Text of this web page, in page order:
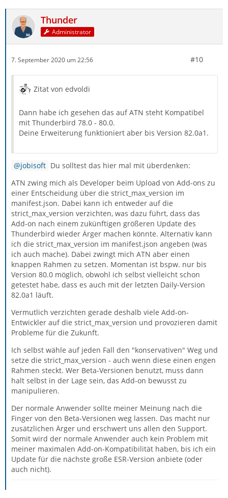
Thunder
Administrator
7. September 2020 um 22:56 #10
Zitat von edvoldi
Dann habe ich gesehen das auf ATN steht Kompatibel
mit Thunderbird 78.0 - 80.0.
Deine Erweiterung funktioniert aber bis Version 82.0a1.
jobisoft Du solltest das hier mal mit überdenken:
ATN zwing mich als Developer beim Upload von Add-ons zu
einer Entscheidung über die strict_max_version im
manifest.json. Dabei kann ich entweder auf die
strict_max_version verzichten, was dazu führt, dass das
Add-on nach einem zukünftigen größeren Update des
Thunderbird wieder Ärger machen könnte. Alternativ kann
ich die strict_max_version im manifest.json angeben (was
ich auch mache). Dabei zwingt mich ATN aber einen
knappen Rahmen zu setzen. Momentan ist bspw. nur bis
Version 80.0 möglich, obwohl ich selbst vielleicht schon
getestet habe, dass es auch mit der letzten Daily-Version
82.0a1 läuft.
Vermutlich verzichten gerade deshalb viele Add-on-
Entwickler auf die strict_max_version und provozieren damit
Probleme für die Zukunft.
Ich selbst wähle auf jeden Fall den "konservativen" Weg und
setze die strict_max_version - auch wenn diese einen engen
Rahmen steckt. Wer Beta-Versionen benutzt, muss dann
halt selbst in der Lage sein, das Add-on bewusst zu
manipulieren.
Der normale Anwender sollte meiner Meinung nach die
Finger von den Beta-Versionen weg lassen. Das macht nur
zusätzlichen Ärger und erschwert uns allen den Support.
Somit wird der normale Anwender auch kein Problem mit
meiner maximalen Add-on-Kompatibilität haben, bis ich ein
Update für die nächste große ESR-Version anbiete (oder
auch nicht).